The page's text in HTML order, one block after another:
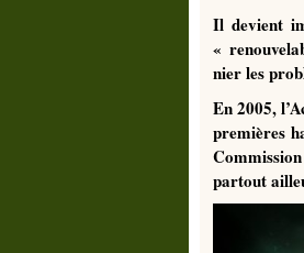
Il devient
«
nier les
En 2005,
premières
partout